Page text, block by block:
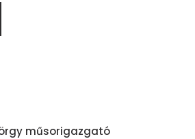
műsorigazgató